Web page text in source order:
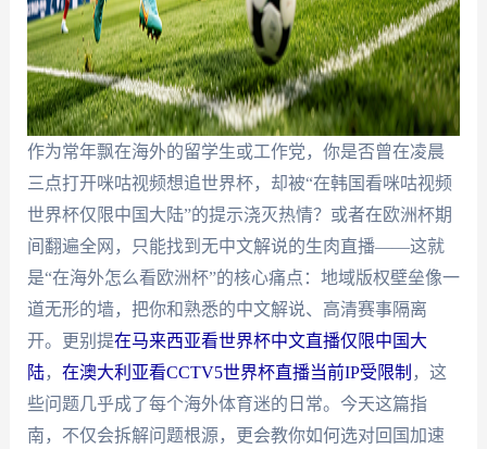
作为常年飘在海外的留学生或工作党，你是否曾在凌晨
三点打开咪咕视频想追世界杯，却被“在韩国看咪咕视频
世界杯仅限中国大陆”的提示浇灭热情？或者在欧洲杯期
间翻遍全网，只能找到无中文解说的生肉直播——这就
是“在海外怎么看欧洲杯”的核心痛点：地域版权壁垒像一
道无形的墙，把你和熟悉的中文解说、高清赛事隔离
开。更别提在马来西亚看世界杯中文直播仅限中国大
陆， 在澳大利亚看CCTV5世界杯直播当前IP受限制 ，这
些问题几乎成了每个海外体育迷的日常。今天这篇指
南，不仅会拆解问题根源，更会教你如何选对回国加速